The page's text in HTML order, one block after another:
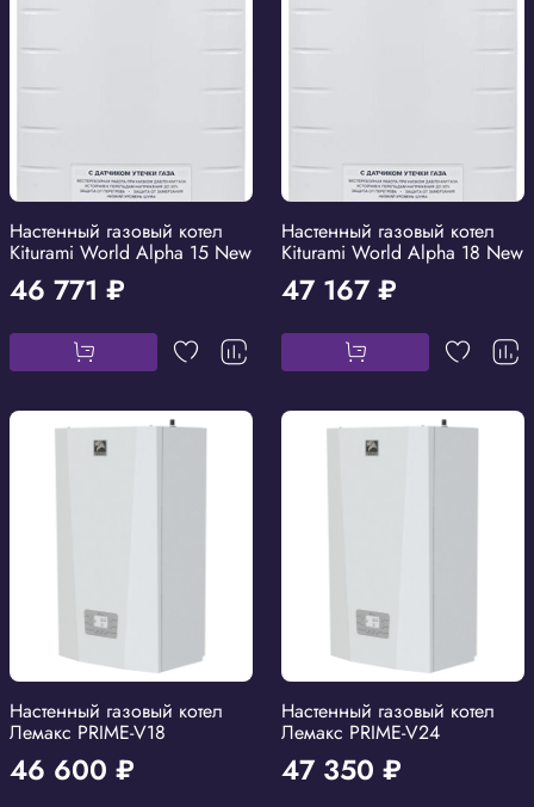
Настенный газовый котел
Kiturami World Alpha 15 New
46 771 ₽
Настенный газовый котел
Kiturami World Alpha 18 New
47 167 ₽
Настенный газовый котел
Лемакс PRIME-V18
46 600 ₽
Настенный газовый котел
Лемакс PRIME-V24
47 350 ₽